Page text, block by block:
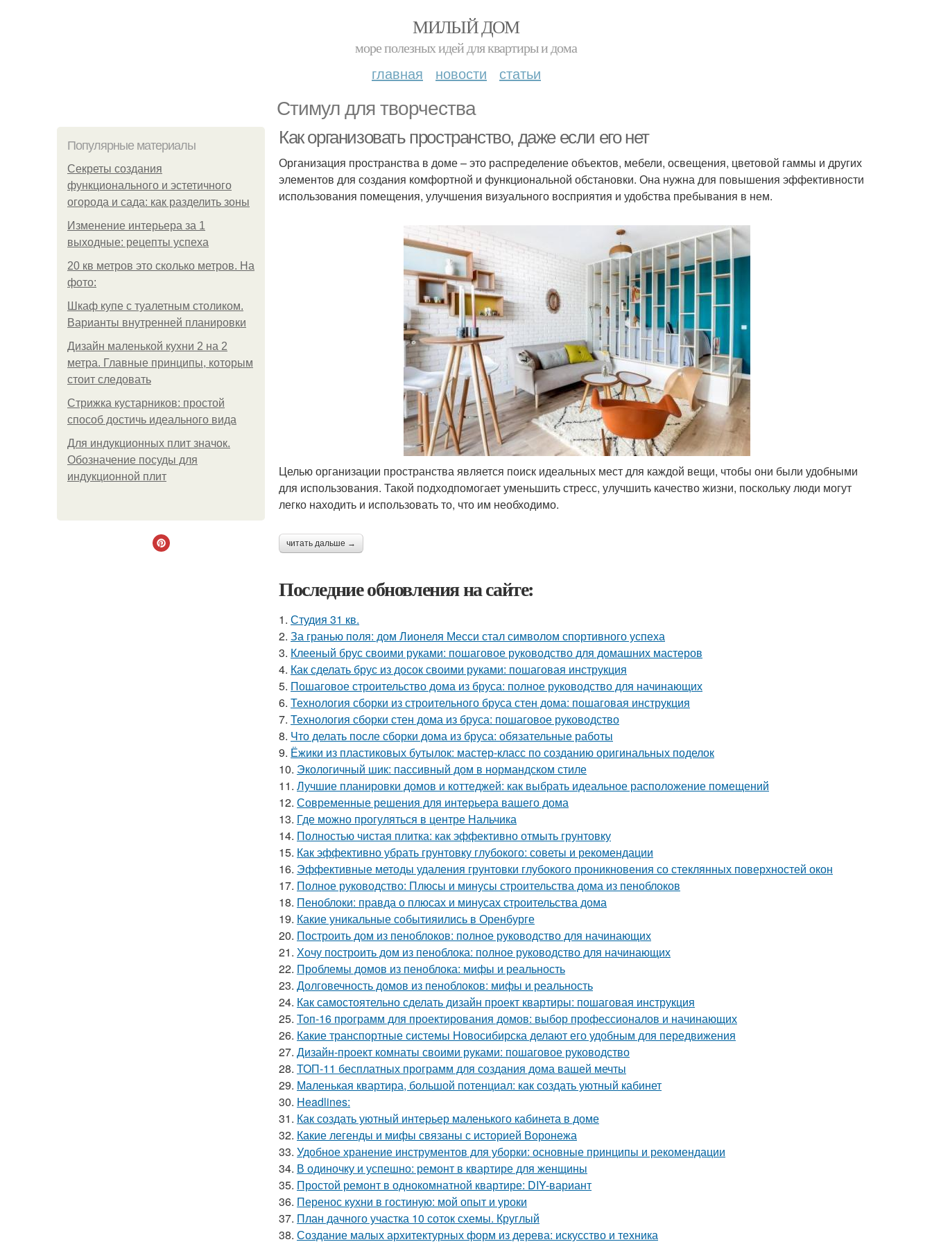
МИЛЫЙ ДОМ
море полезных идей для квартиры и дома
главная новости статьи
Стимул для творчества
Популярные материалы
Секреты создания
функционального и эстетичного
огорода и сада: как разделить зоны
Изменение интерьера за 1
выходные: рецепты успеха
20 кв метров это сколько метров. На
фото:
Шкаф купе с туалетным столиком.
Варианты внутренней планировки
Дизайн маленькой кухни 2 на 2
метра. Главные принципы, которым
стоит следовать
Стрижка кустарников: простой
способ достичь идеального вида
Для индукционных плит значок.
Обозначение посуды для
индукционной плит
Как организовать пространство, даже если его нет
Организация пространства в доме – это распределение объектов, мебели, освещения, цветовой гаммы и других
элементов для создания комфортной и функциональной обстановки. Она нужна для повышения эффективности
использования помещения, улучшения визуального восприятия и удобства пребывания в нем.
Целью организации пространства является поиск идеальных мест для каждой вещи, чтобы они были удобными
для использования. Такой подходпомогает уменьшить стресс, улучшить качество жизни, поскольку люди могут
легко находить и использовать то, что им необходимо.
читать дальше →
Последние обновления на сайте:
1. Студия 31 кв.
2. За гранью поля: дом Лионеля Месси стал символом спортивного успеха
3. Клееный брус своими руками: пошаговое руководство для домашних мастеров
4. Как сделать брус из досок своими руками: пошаговая инструкция
5. Пошаговое строительство дома из бруса: полное руководство для начинающих
6. Технология сборки из строительного бруса стен дома: пошаговая инструкция
7. Технология сборки стен дома из бруса: пошаговое руководство
8. Что делать после сборки дома из бруса: обязательные работы
9. Ёжики из пластиковых бутылок: мастер-класс по созданию оригинальных поделок
10. Экологичный шик: пассивный дом в нормандском стиле
11. Лучшие планировки домов и коттеджей: как выбрать идеальное расположение помещений
12. Современные решения для интерьера вашего дома
13. Где можно прогуляться в центре Нальчика
14. Полностью чистая плитка: как эффективно отмыть грунтовку
15. Как эффективно убрать грунтовку глубокого: советы и рекомендации
16. Эффективные методы удаления грунтовки глубокого проникновения со стеклянных поверхностей окон
17. Полное руководство: Плюсы и минусы строительства дома из пеноблоков
18. Пеноблоки: правда о плюсах и минусах строительства дома
19. Какие уникальные событияились в Оренбурге
20. Построить дом из пеноблоков: полное руководство для начинающих
21. Хочу построить дом из пеноблока: полное руководство для начинающих
22. Проблемы домов из пеноблока: мифы и реальность
23. Долговечность домов из пеноблоков: мифы и реальность
24. Как самостоятельно сделать дизайн проект квартиры: пошаговая инструкция
25. Топ-16 программ для проектирования домов: выбор профессионалов и начинающих
26. Какие транспортные системы Новосибирска делают его удобным для передвижения
27. Дизайн-проект комнаты своими руками: пошаговое руководство
28. ТОП-11 бесплатных программ для создания дома вашей мечты
29. Маленькая квартира, большой потенциал: как создать уютный кабинет
30. Headlines:
31. Как создать уютный интерьер маленького кабинета в доме
32. Какие легенды и мифы связаны с историей Воронежа
33. Удобное хранение инструментов для уборки: основные принципы и рекомендации
34. В одиночку и успешно: ремонт в квартире для женщины
35. Простой ремонт в однокомнатной квартире: DIY-вариант
36. Перенос кухни в гостиную: мой опыт и уроки
37. План дачного участка 10 соток схемы. Круглый
38. Создание малых архитектурных форм из дерева: искусство и техника